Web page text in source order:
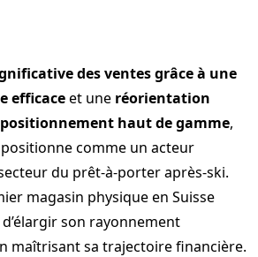
des ventes grâce à une
efficaceet une réorientation
haut de gamme,
comme un acteur
du prêt-à-porter après-ski.
magasin physique en Suisse
son rayonnement
maîtrisant sa trajectoire financière.